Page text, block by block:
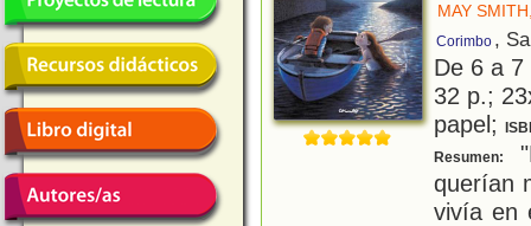
MAY
Corimbo ,
De 6 a
32 p.;
papel;
Resumen:
querían
vivía en